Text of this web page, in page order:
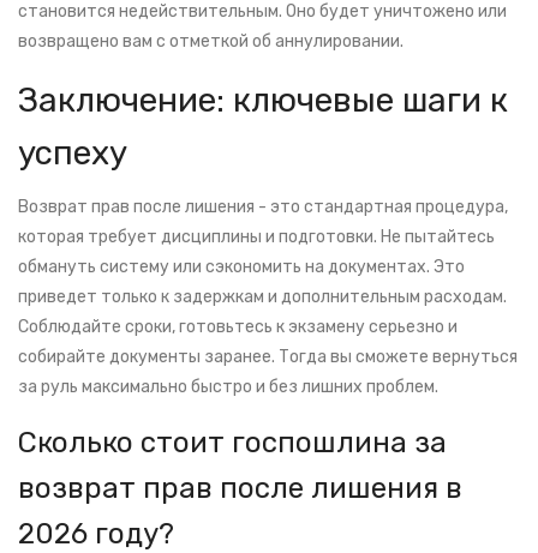
становится недействительным. Оно будет уничтожено или
возвращено вам с отметкой об аннулировании.
Заключение: ключевые шаги к
успеху
Возврат прав после лишения - это стандартная процедура,
которая требует дисциплины и подготовки. Не пытайтесь
обмануть систему или сэкономить на документах. Это
приведет только к задержкам и дополнительным расходам.
Соблюдайте сроки, готовьтесь к экзамену серьезно и
собирайте документы заранее. Тогда вы сможете вернуться
за руль максимально быстро и без лишних проблем.
Сколько стоит госпошлина за
возврат прав после лишения в
2026 году?